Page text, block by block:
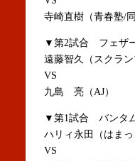
寺崎直樹（青春塾/
▼第2試合 フェザ
遠藤智久（スクラ
VS
九島 亮（AJ）
▼第1試合 バンタ
ハリィ永田（はま
VS